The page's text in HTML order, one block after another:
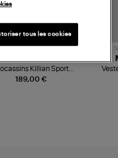
189,00 €
Killian Sport
Mousse
tous les cookies